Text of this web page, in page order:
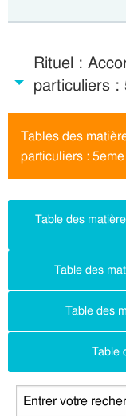
Rituel :
particuliers :
Tables des
particuliers :
Table des
Table des
Table des
Table